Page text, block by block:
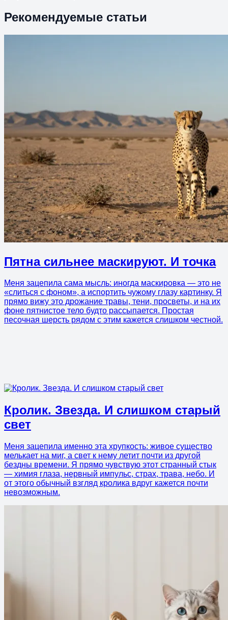
Рекомендуемые статьи
Пятна сильнее маскируют. И точка
Меня зацепила сама мысль: иногда маскировка — это не
«слиться с фоном», а испортить чужому глазу картинку. Я
прямо вижу это дрожание травы, тени, просветы, и на их
фоне пятнистое тело будто рассыпается. Простая
песочная шерсть рядом с этим кажется слишком честной.
Кролик. Звезда. И слишком старый
свет
Меня зацепила именно эта хрупкость: живое существо
мелькает на миг, а свет к нему летит почти из другой
бездны времени. Я прямо чувствую этот странный стык
— химия глаза, нервный импульс, страх, трава, небо. И
от этого обычный взгляд кролика вдруг кажется почти
невозможным.